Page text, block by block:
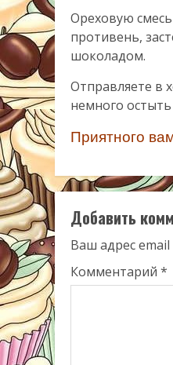
Ореховую
противень,
шоколадом.
Отправляете в
немного
Приятного
Добавить
Ваш адрес email
Комментарий *